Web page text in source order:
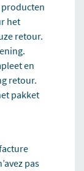
producten
het
retour.
en
retour.
pakket
pas